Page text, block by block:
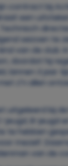
contract bij
een
seizoen te
van de
doordat hij
binnen 3 jaar
met z’n allen
uitgeleerd bij
B-jeugd
te hebben
mezelf.
van de